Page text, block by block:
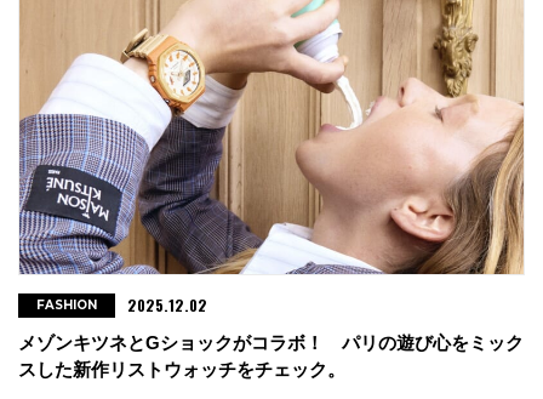
メゾンキツネとGショックがコラボ！ パリの遊び心をミック
スした新作リストウォッチをチェック。
FASHION 2025.12.02